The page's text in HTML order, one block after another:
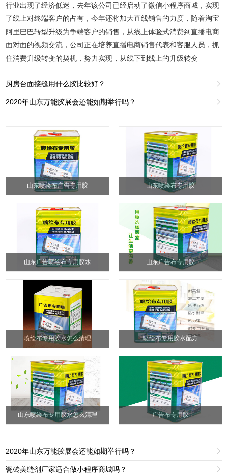
行业出现了经济低迷，去年该公司已经启动了微信小程序商城，实现
了线上对终端客户的占有，今年还将加大直线销售的力度，随着淘宝
阿里巴巴转型升级为争端客户的销售，从线上体验式消费到直播电商
面对面的视频交流，公司正在培养直播电商销售代表和客服人员，抓
住消费升级转变的契机，努力实现，从线下到线上的升级转变
厨房台面接缝用什么胶比较好？ 
2020年山东万能胶展会还能如期举行吗？ 
山东喷绘布广告专用胶 山东喷绘布专用胶
山东广告喷绘布专用胶水 山东广告布专用胶
喷绘布专用胶水怎么清理 喷绘布专用胶水配方
山东喷绘布专用胶水怎么清理 广告布专用胶
2020年山东万能胶展会还能如期举行吗？ 
瓷砖美缝剂厂家适合做小程序商城吗？ 